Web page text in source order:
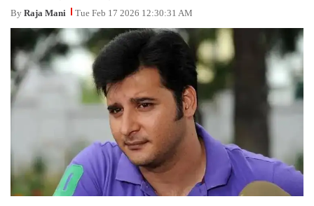
EVENTS
By Raja Mani Tue Feb 17 2026 12:30:31 AM